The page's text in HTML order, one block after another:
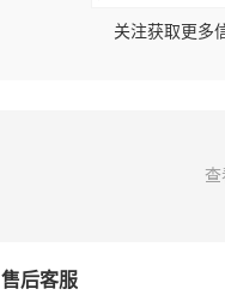
关注获取更多
售后客服